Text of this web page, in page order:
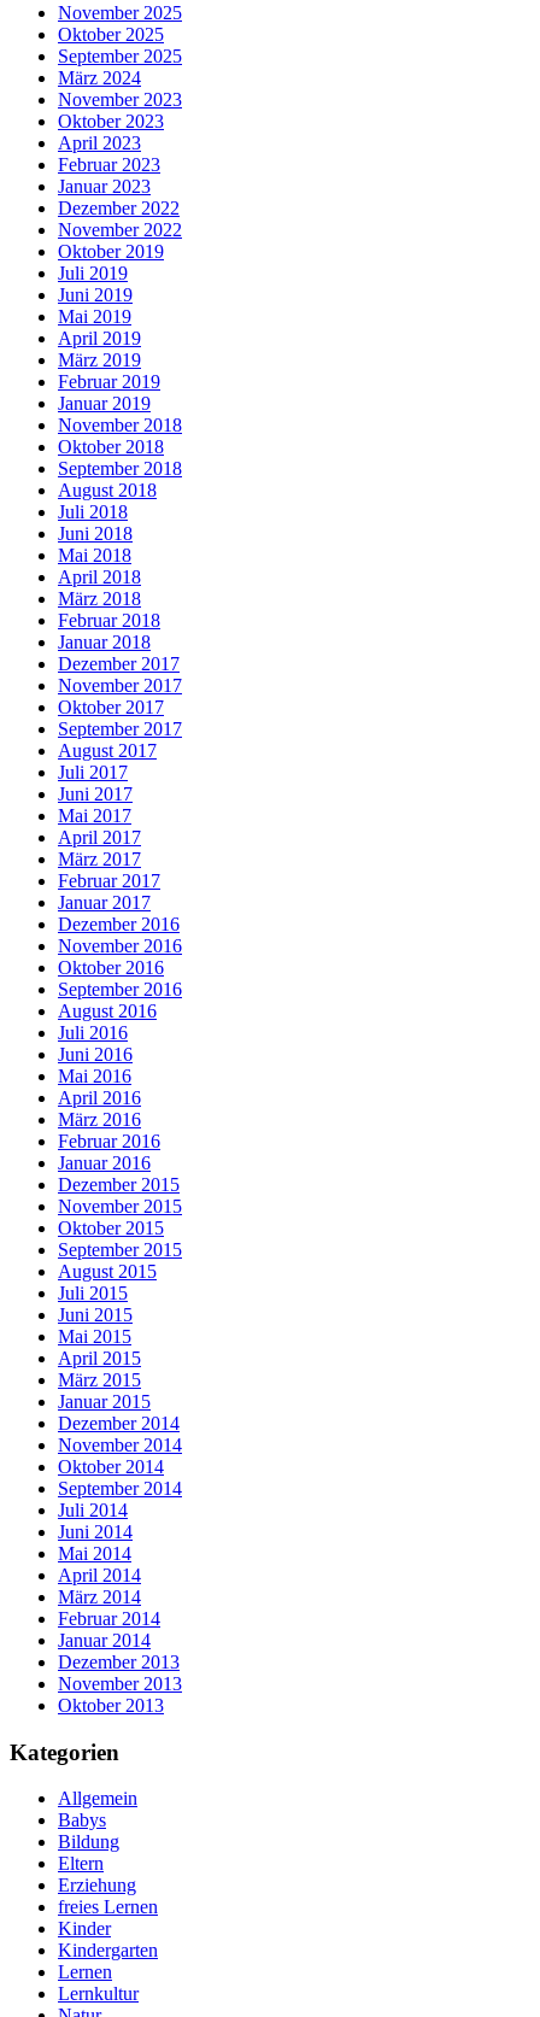
November 2025
Oktober 2025
September 2025
März 2024
November 2023
Oktober 2023
April 2023
Februar 2023
Januar 2023
Dezember 2022
November 2022
Oktober 2019
Juli 2019
Juni 2019
Mai 2019
April 2019
März 2019
Februar 2019
Januar 2019
November 2018
Oktober 2018
September 2018
August 2018
Juli 2018
Juni 2018
Mai 2018
April 2018
März 2018
Februar 2018
Januar 2018
Dezember 2017
November 2017
Oktober 2017
September 2017
August 2017
Juli 2017
Juni 2017
Mai 2017
April 2017
März 2017
Februar 2017
Januar 2017
Dezember 2016
November 2016
Oktober 2016
September 2016
August 2016
Juli 2016
Juni 2016
Mai 2016
April 2016
März 2016
Februar 2016
Januar 2016
Dezember 2015
November 2015
Oktober 2015
September 2015
August 2015
Juli 2015
Juni 2015
Mai 2015
April 2015
März 2015
Januar 2015
Dezember 2014
November 2014
Oktober 2014
September 2014
Juli 2014
Juni 2014
Mai 2014
April 2014
März 2014
Februar 2014
Januar 2014
Dezember 2013
November 2013
Oktober 2013
Kategorien
Allgemein
Babys
Bildung
Eltern
Erziehung
freies Lernen
Kinder
Kindergarten
Lernen
Lernkultur